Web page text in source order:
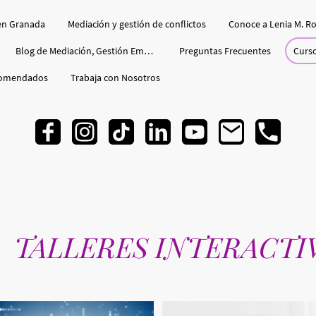
Granada Mediación y gestión de conflictos Conoce a Lenia M.
Blog de Mediación, Gestión Emocional Preguntas Frecuentes
Trabaja con Nosotros
TALLERES